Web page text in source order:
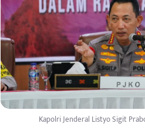
Kapolri Jenderal Listyo Sigit